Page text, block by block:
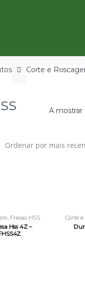
Corte e
A mostrar
Fresas HSS
Hss 4Z –
Corte e